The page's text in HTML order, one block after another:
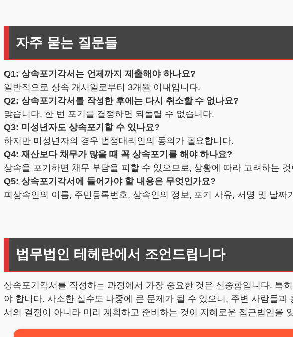
자주 묻는 질문들
Q1: 상속포기각서는 언제까지 제출해야 하나요?
일반적으로 상속 개시일로부터 3개월 이내입니다.
Q2: 상속포기각서를 작성한 후에는 다시 취소할 수 없나요?
맞습니다. 한 번 포기를 결정하면 되돌릴 수 없습니다.
Q3: 미성년자도 상속포기할 수 있나요?
하지만 미성년자의 경우 법정대리인의 동의가 필요합니다.
Q4: 재산보다 채무가 많을 때 꼭 상속포기를 해야 하나요?
상속을 포기하면 채무 부담을 피할 수 있으므로, 상황에 따라 고려하는
Q5: 상속포기각서에 들어가야 할 내용은 무엇인가요?
피상속인의 이름, 주민등록번호, 상속인의 정보, 포기 사유, 서명 및 날짜
법무법인 테헤란에서 조언드립니다
상속포기각서를 작성하는 과정에서 가장 중요한 것은 신중함입니다. 특
야 합니다. 사소한 실수도 나중에 큰 문제가 될 수 있으니, 주변 사람들
서의 결정이 아니라 미리 계획하고 준비하는 것이 지혜로운 접근법임을